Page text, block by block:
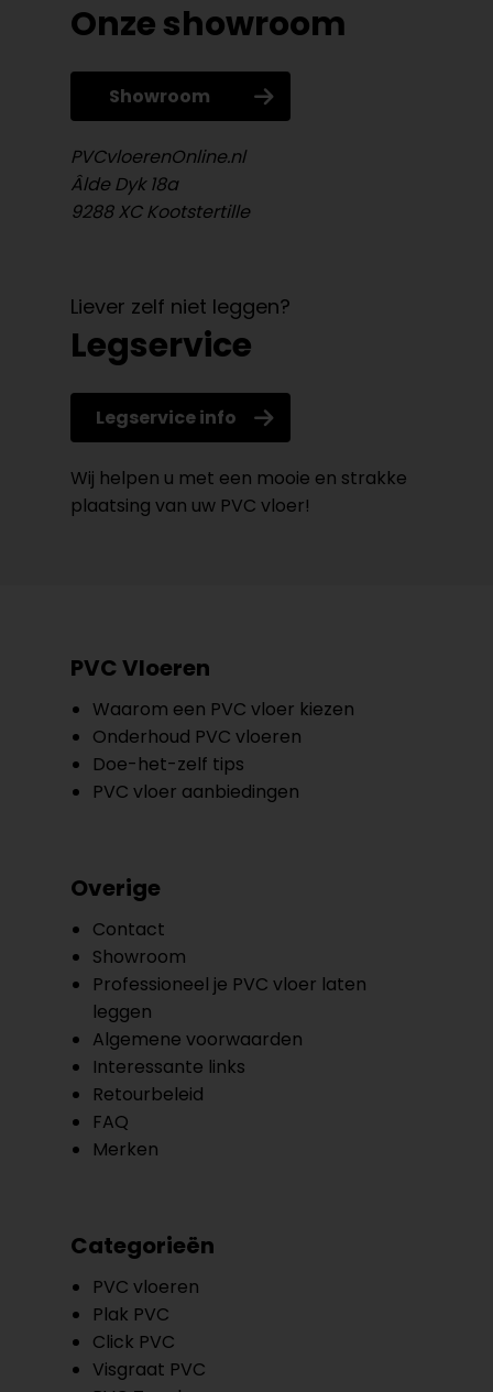
Onze showroom
Showroom
PVCvloerenOnline.nl
Âlde Dyk 18a
9288 XC Kootstertille
Liever zelf niet leggen?
Legservice
Legservice info
Wij helpen u met een mooie en strakke
plaatsing van uw PVC vloer!
PVC Vloeren
Waarom een PVC vloer kiezen
Onderhoud PVC vloeren
Doe-het-zelf tips
PVC vloer aanbiedingen
Overige
Contact
Showroom
Professioneel je PVC vloer laten
leggen
Algemene voorwaarden
Interessante links
Retourbeleid
FAQ
Merken
Categorieën
PVC vloeren
Plak PVC
Click PVC
Visgraat PVC